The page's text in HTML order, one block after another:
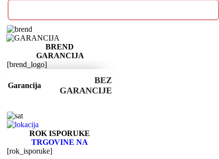
BREND
GARANCIJA
[brend_logo]
Garancija
BEZ
GARANCIJE
ROK ISPORUKE
TRGOVINE NA
[rok_isporuke]